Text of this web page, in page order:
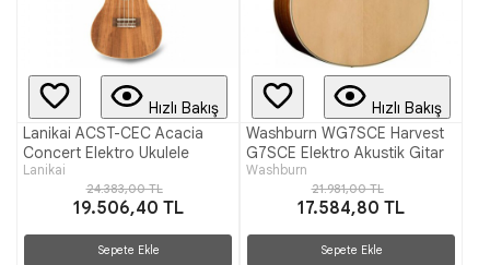
Hızlı Bakış
Lanikai ACST-CEC Acacia
Concert Elektro Ukulele
Lanikai
24.383,00 TL
19.506,40 TL
Sepete Ekle
Hızlı Bakış
Washburn WG7SCE Harvest
G7SCE Elektro Akustik Gitar
Washburn
21.981,00 TL
17.584,80 TL
Sepete Ekle